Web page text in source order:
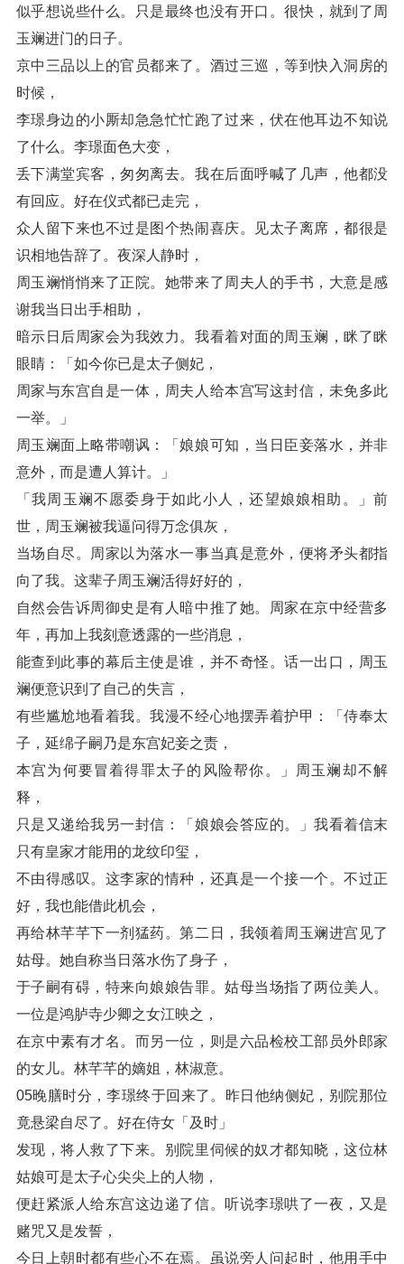
似乎想说些什么。只是最终也没有开口。很快，就到了周
玉斓进门的日子。
京中三品以上的官员都来了。酒过三巡，等到快入洞房的
时候，
李璟身边的小厮却急急忙忙跑了过来，伏在他耳边不知说
了什么。李璟面色大变，
丢下满堂宾客，匆匆离去。我在后面呼喊了几声，他都没
有回应。好在仪式都已走完，
众人留下来也不过是图个热闹喜庆。见太子离席，都很是
识相地告辞了。夜深人静时，
周玉斓悄悄来了正院。她带来了周夫人的手书，大意是感
谢我当日出手相助，
暗示日后周家会为我效力。我看着对面的周玉斓，眯了眯
眼睛：「如今你已是太子侧妃，
周家与东宫自是一体，周夫人给本宫写这封信，未免多此
一举。」
周玉斓面上略带嘲讽：「娘娘可知，当日臣妾落水，并非
意外，而是遭人算计。」
「我周玉斓不愿委身于如此小人，还望娘娘相助。」前
世，周玉斓被我逼问得万念俱灰，
当场自尽。周家以为落水一事当真是意外，便将矛头都指
向了我。这辈子周玉斓活得好好的，
自然会告诉周御史是有人暗中推了她。周家在京中经营多
年，再加上我刻意透露的一些消息，
能查到此事的幕后主使是谁，并不奇怪。话一出口，周玉
斓便意识到了自己的失言，
有些尴尬地看着我。我漫不经心地摆弄着护甲：「侍奉太
子，延绵子嗣乃是东宫妃妾之责，
本宫为何要冒着得罪太子的风险帮你。」周玉斓却不解
释，
只是又递给我另一封信：「娘娘会答应的。」我看着信末
只有皇家才能用的龙纹印玺，
不由得感叹。这李家的情种，还真是一个接一个。不过正
好，我也能借此机会，
再给林芊芊下一剂猛药。第二日，我领着周玉斓进宫见了
姑母。她自称当日落水伤了身子，
于子嗣有碍，特来向娘娘告罪。姑母当场指了两位美人。
一位是鸿胪寺少卿之女江映之，
在京中素有才名。而另一位，则是六品检校工部员外郎家
的女儿。林芊芊的嫡姐，林淑意。
05晚膳时分，李璟终于回来了。昨日他纳侧妃，别院那位
竟悬梁自尽了。好在侍女「及时」
发现，将人救了下来。别院里伺候的奴才都知晓，这位林
姑娘可是太子心尖尖上的人物，
便赶紧派人给东宫这边递了信。听说李璟哄了一夜，又是
赌咒又是发誓，
今日上朝时都有些心不在焉。虽说旁人问起时，他用手中